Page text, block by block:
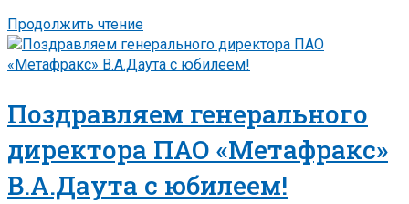
Продолжить чтение
Поздравляем генерального
директора ПАО «Метафракс»
В.А.Даута с юбилеем!